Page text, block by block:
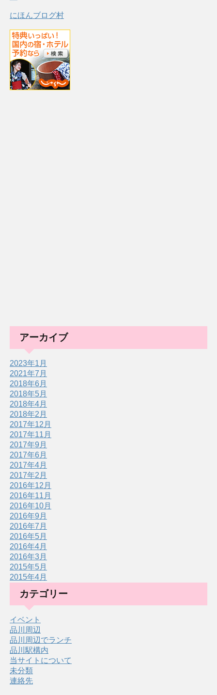
にほんブログ村
アーカイブ
2023年1月
2021年7月
2018年6月
2018年5月
2018年4月
2018年2月
2017年12月
2017年11月
2017年9月
2017年6月
2017年4月
2017年2月
2016年12月
2016年11月
2016年10月
2016年9月
2016年7月
2016年5月
2016年4月
2016年3月
2015年5月
2015年4月
カテゴリー
イベント
品川周辺
品川周辺でランチ
品川駅構内
当サイトについて
未分類
連絡先